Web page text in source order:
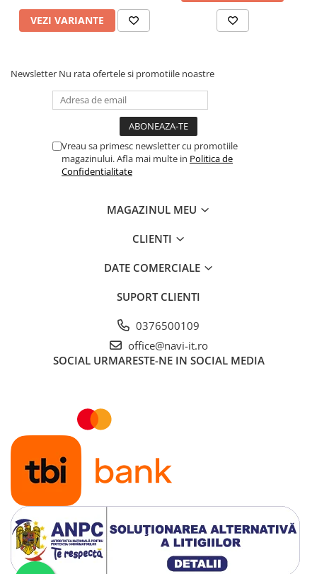
VEZI VARIANTE
Newsletter Nu rata ofertele si promotiile noastre
Vreau sa primesc newsletter cu promotiile
magazinului. Afla mai multe in Politica de
Confidentialitate
MAGAZINUL MEU
CLIENTI
DATE COMERCIALE
SUPORT CLIENTI
0376500109
office@navi-it.ro
SOCIAL URMARESTE-NE IN SOCIAL MEDIA